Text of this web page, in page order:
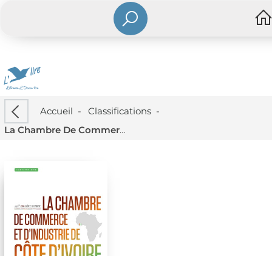
Accueil - Classifications-
La Chambre De Commerce Et D'industrie De La Cote D'ivoire : Une Institution Au Service Des Entreprises